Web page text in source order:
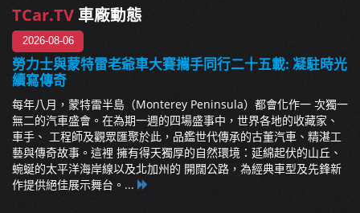
TCar.TV 車廠動態
2026-08-06
勞力士與蒙特雷老爺車大賽攜手同行二十五載: 凝駐時光
續寫傳奇
每年八月，蒙特雷半島（Monterey Peninsula）都會化作一 次獨一
無二的汽車盛會。在為期一週的四場盛事中，世界各地的收藏家、
車手、 工程師及觀眾匯聚於此，品鑑世代傳承的古董汽車、精湛工
藝與傳奇故事。這裡 擁有得天獨厚的自然環境：延綿起伏的山丘、
蜿蜒的太平洋海岸線以及北加州的 開闊公路，為經典車型及先鋒新
作提供絕佳展示舞台。...